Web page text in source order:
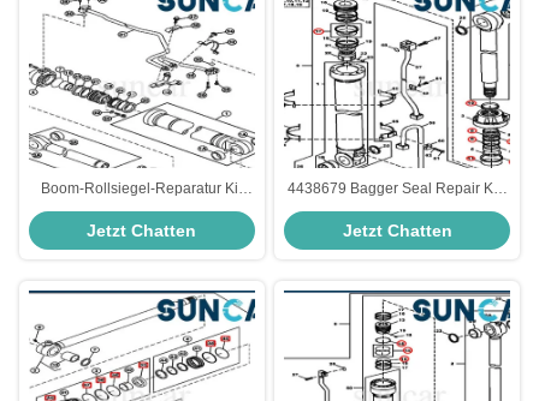
Boom-Rollsiegel-Reparatur Kit
Fits 230CLC John Deere Parts
Bagger-Oil Sealss 9257531
Jetzt Chatten
4438679 Bagger Seal Repair Kits
der Arm-Hydrozylinder-
Ausrüstungs-450LC 450CLC
Deere
Jetzt Chatten